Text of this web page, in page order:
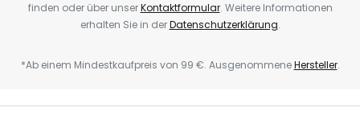
finden oder über unserKontaktformular. Weitere Informationen
erhalten Sie in derDatenschutzerklärung.
*Ab einem Mindestkaufpreis von 99 €. AusgenommeneHersteller.